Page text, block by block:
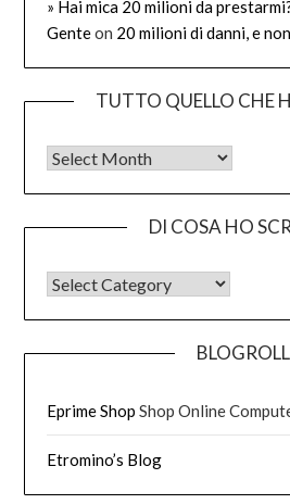
» Hai mica 20 milioni da
Genteon 20 milioni di danni, e
TUTTO QUELLO CHE
Tutto quello che ho scritto
DI COSA HO
DI COSA HO SCRITTO
BLOGROLL
Eprime Shop Shop Online
Etromino’s Blog